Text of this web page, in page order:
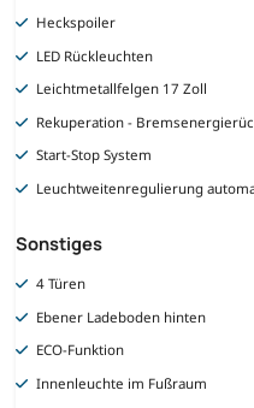
Heckspoiler
LED Rückleuchten
Leichtmetallfelgen 17 Zoll
Rekuperation -
Start-Stop System
Leuchtweitenregulierung
Sonstiges
4 Türen
Ebener Ladeboden hinten
ECO-Funktion
Innenleuchte im Fußraum